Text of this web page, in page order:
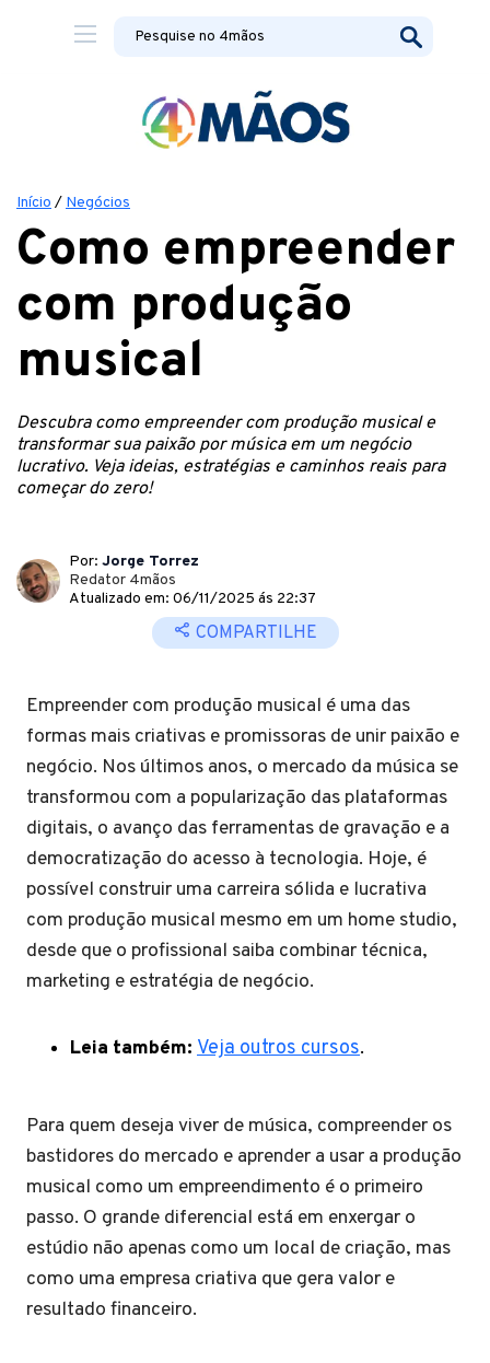
Início / Negócios
Como empreender
com produção
musical
Descubra como empreender com produção musical e
transformar sua paixão por música em um negócio
lucrativo. Veja ideias, estratégias e caminhos reais para
começar do zero!
Por: Jorge Torrez
Redator 4mãos
Atualizado em: 06/11/2025 ás 22:37
COMPARTILHE
Empreender com produção musical é uma das
formas mais criativas e promissoras de unir paixão e
negócio. Nos últimos anos, o mercado da música se
transformou com a popularização das plataformas
digitais, o avanço das ferramentas de gravação e a
democratização do acesso à tecnologia. Hoje, é
possível construir uma carreira sólida e lucrativa
com produção musical mesmo em um home studio,
desde que o profissional saiba combinar técnica,
marketing e estratégia de negócio.
Leia também: Veja outros cursos.
Para quem deseja viver de música, compreender os
bastidores do mercado e aprender a usar a produção
musical como um empreendimento é o primeiro
passo. O grande diferencial está em enxergar o
estúdio não apenas como um local de criação, mas
como uma empresa criativa que gera valor e
resultado financeiro.